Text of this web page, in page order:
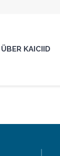
ÜBER KAICIID